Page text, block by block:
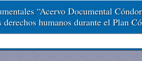
“Acervo Documental
humanos durante el Plan